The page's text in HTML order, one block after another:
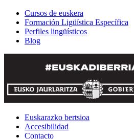
Cursos de euskera
Formación Ligüística Específica
Perfiles lingüísticos
Blog
Euskarazko bertsioa
Accesibilidad
Contacto